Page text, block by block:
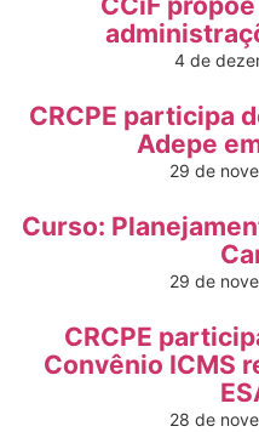
4 de
CRCPE participa
Adepe
29 de
Curso:
29 de
CRCPE
Convênio ICMS
28 de